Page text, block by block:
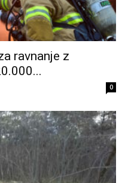
ravnanje z
0